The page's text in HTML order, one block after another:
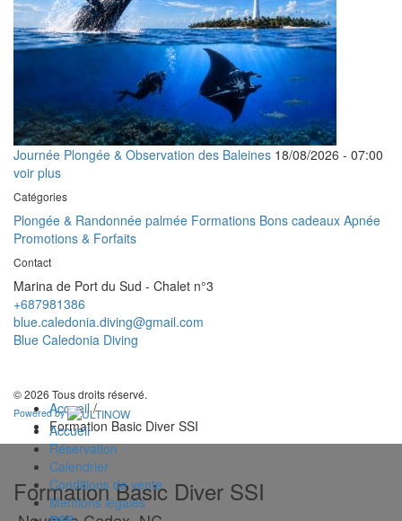
Accueil/
Formation Basic Diver SSI
Formation Basic Diver SSI
Journée Plongée & Observation des Baleines 18/08/2026 - 07:00
voir plus
Catégories
Plongée & Randonnée palmée Formations Bons cadeaux Apnée
Promotions & Forfaits
Contact
Marina de Port du Sud - Chalet n°3
+687981386
blue.caledonia.diving@gmail.com
Blue Caledonia Diving
© 2026 Tous droits réservé.
Powered by
Accueil
Réservation
Calendrier
Conditions de vente
Mentions légales